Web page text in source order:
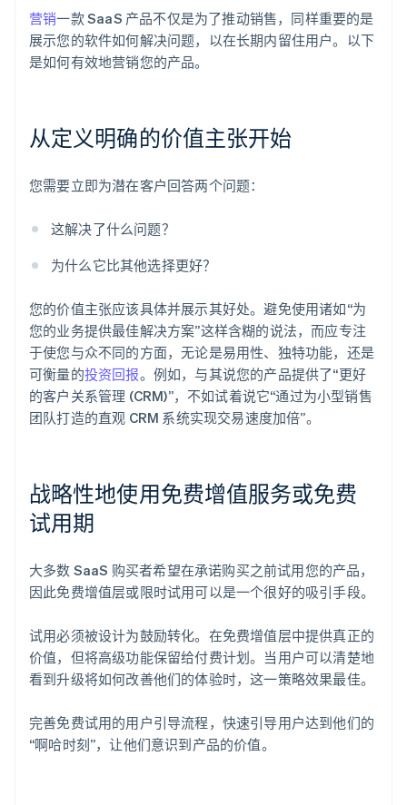
营销一款 SaaS 产品不仅是为了推动销售，同样重要的是
展示您的软件如何解决问题，以在长期内留住用户。以下
是如何有效地营销您的产品。
从定义明确的价值主张开始
您需要立即为潜在客户回答两个问题：
这解决了什么问题？
为什么它比其他选择更好？
您的价值主张应该具体并展示其好处。避免使用诸如“为
您的业务提供最佳解决方案”这样含糊的说法，而应专注
于使您与众不同的方面，无论是易用性、独特功能，还是
可衡量的投资回报。例如，与其说您的产品提供了“更好
的客户关系管理 (CRM)”，不如试着说它“通过为小型销售
团队打造的直观 CRM 系统实现交易速度加倍”。
战略性地使用免费增值服务或免费
试用期
大多数 SaaS 购买者希望在承诺购买之前试用您的产品，
因此免费增值层或限时试用可以是一个很好的吸引手段。
试用必须被设计为鼓励转化。在免费增值层中提供真正的
价值，但将高级功能保留给付费计划。当用户可以清楚地
看到升级将如何改善他们的体验时，这一策略效果最佳。
完善免费试用的用户引导流程，快速引导用户达到他们的
“啊哈时刻”，让他们意识到产品的价值。